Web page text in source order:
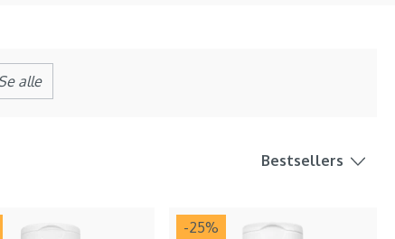
alle
Bestsellers
-25%